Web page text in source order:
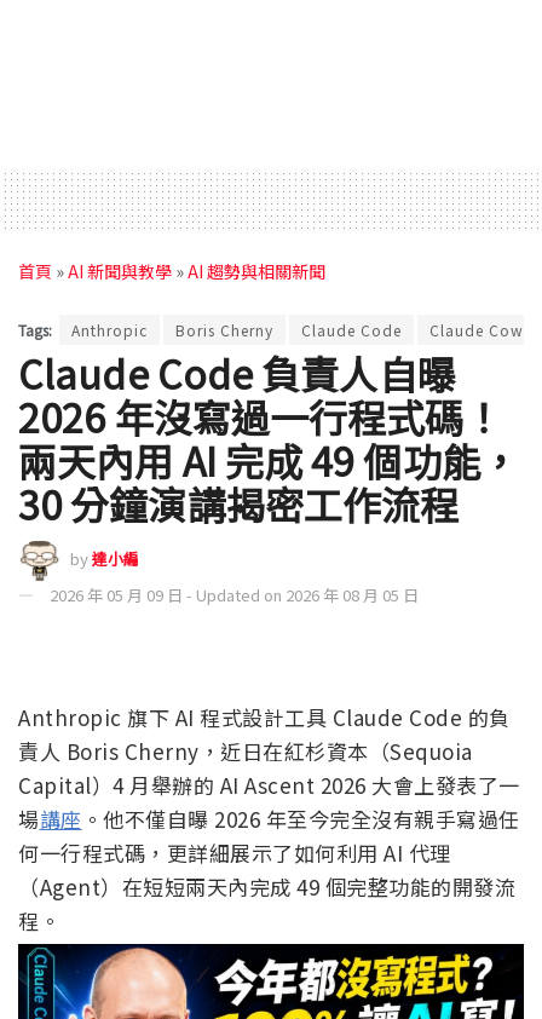
首頁 »AI 新聞與教學 »AI 趨勢與相關新聞
Tags: Anthropic Boris Cherny Claude Code Claude
Claude Code 負責人自曝
2026 年沒寫過一行程式碼！
兩天內用 AI 完成 49 個功能，
30 分鐘演講揭密工作流程
by達小編
2026 年 05 月 09 日 - Updated on 2026 年 08 月 05 日
Anthropic 旗下 AI 程式設計工具 Claude Code 的負
責人 Boris Cherny，近日在紅杉資本（Sequoia
Capital）4 月舉辦的 AI Ascent 2026 大會上發表了一
場講座 。他不僅自曝 2026 年至今完全沒有親手寫過任
何一行程式碼，更詳細展示了如何利用 AI 代理
（Agent）在短短兩天內完成 49 個完整功能的開發流
程。